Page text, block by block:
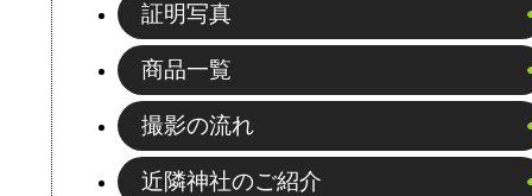
証明写真
商品一覧
撮影の流れ
近隣神社のご紹介